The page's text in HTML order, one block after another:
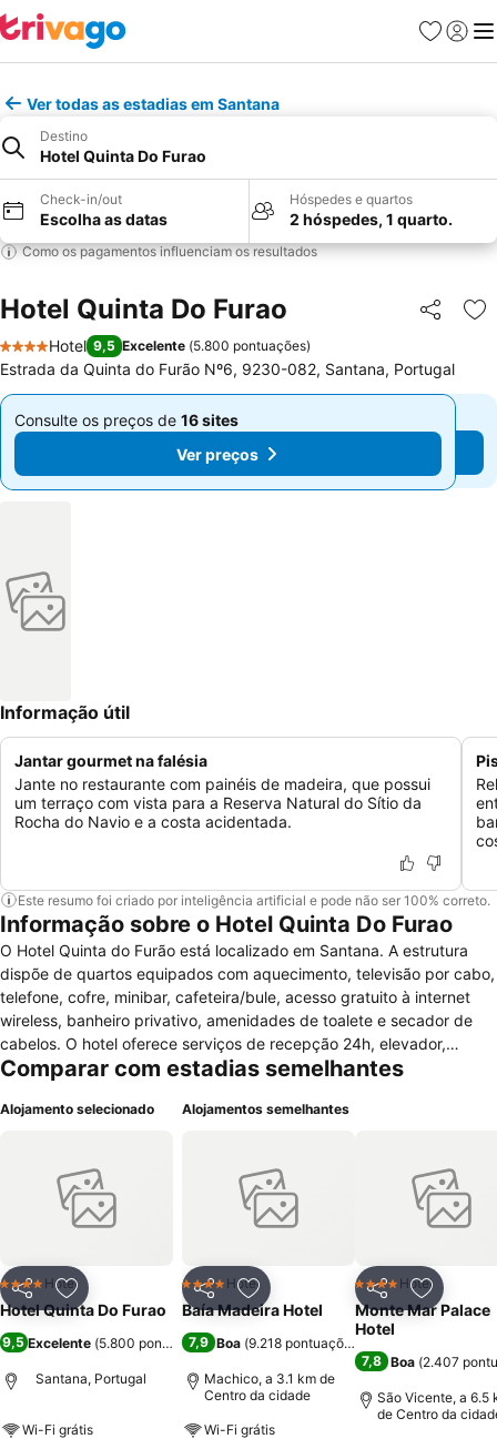
Favoritos
Iniciar
Ver todas as estadias em Santana
Destino
Hotel Quinta Do Furao
Check-in/out
Escolha as datas
Hóspedes e quartos
2 hóspedes, 1 quarto.
Como os pagamentos influenciam os resultados
Hotel Quinta Do Furao Partilhar
4 Estrelas
Hotel 9,5 Excelente (5.800 pontuações)
Estrada da Quinta do Furão Nº6, 9230-082, Santana, Portugal
Consulte os preços de 16 sites
De
Ver preços
Consulte os preços de 16 sites
De
€ 135 Ver preços
Informação útil
Jantar gourmet na falésia
Jante no restaurante com painéis de madeira, que possui
um terraço com vista para a Reserva Natural do Sítio da
Rocha do Navio e a costa acidentada.
Este resumo foi criado por inteligência artificial e pode não ser 100% correto.
Informação sobre o Hotel Quinta Do Furao
O Hotel Quinta do Furão está localizado em Santana. A estrutura
dispõe de quartos equipados com aquecimento, televisão por cabo,
telefone, cofre, minibar, cafeteira/bule, acesso gratuito à internet
wireless, banheiro privativo, amenidades de toalete e secador de
cabelos. O hotel oferece serviços de recepção 24h, elevador,
quartos adaptados para pessoas com necessidades especiais,
quarto, serviço de despertar, cofre para guarda de bens,
acesso gratuito à internet wireless disponível por todo o hotel e
estacionamento privativo e gratuito. Possui instalações para
reuniões, eventos e conferências. Na área de lazer estão à
massagem, sauna e piscina. O restaurante do Hotel Quinta do Furão
serve um buffet de café da manhã (pequeno almoço) diariamente e
pratos da culinária típica da Madeira e internacional.
Comparar com estadias semelhantes
Alojamento selecionado
PartilharAdicionar aos favoritos
4 EstrelasHotel
Hotel Quinta Do Furao
9,5 Excelente (5.800 pontuações )
Santana, Portugal
Wi-Fi grátis
Alojamentos semelhantes
PartilharAdicionar aos favoritos
4 EstrelasHotel
Baía Madeira Hotel
7,9 Boa (9.218 pontuações
Machico, a 3.1 km de
Centro da cidade
Wi-Fi grátis
Partilhar
4 EstrelasHotel
Monte Mar Palace
Hotel
7,8 Boa (2.407
São Vicente, a 6.5
de Centro da